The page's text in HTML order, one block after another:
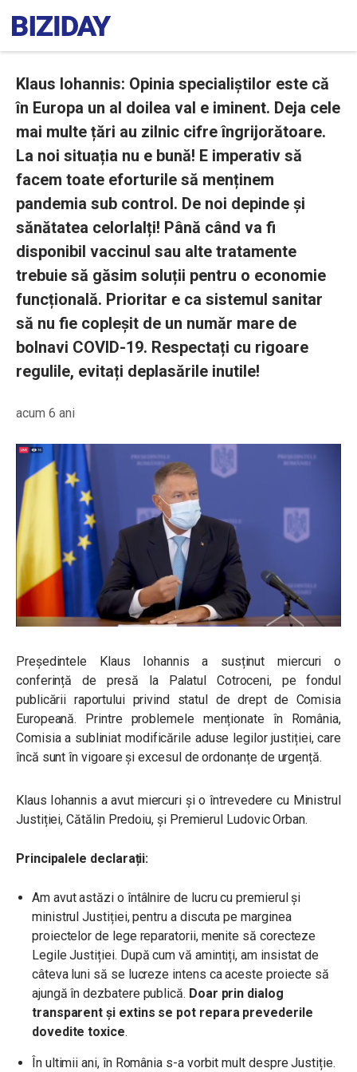
Klaus Iohannis: Opinia specialiștilor este că
în Europa un al doilea val e iminent. Deja cele
mai multe țări au zilnic cifre îngrijorătoare.
La noi situația nu e bună! E imperativ să
facem toate eforturile să menținem
pandemia sub control. De noi depinde și
sănătatea celorlalți! Până când va fi
disponibil vaccinul sau alte tratamente
trebuie să găsim soluții pentru o economie
funcțională. Prioritar e ca sistemul sanitar
să nu fie copleșit de un număr mare de
bolnavi COVID-19. Respectați cu rigoare
regulile, evitați deplasările inutile!
acum 6 ani
Președintele Klaus Iohannis a susținut miercuri o
conferință de presă la Palatul Cotroceni, pe fondul
publicării raportului privind statul de drept de Comisia
Europeană. Printre problemele menționate în România,
Comisia a subliniat modificările aduse legilor justiției, care
încă sunt în vigoare și excesul de ordonanțe de urgență.
Klaus Iohannis a avut miercuri și o întrevedere cu Ministrul
Justiției, Cătălin Predoiu, și Premierul Ludovic Orban.
Principalele declarații:
Am avut astăzi o întâlnire de lucru cu premierul și
ministrul Justiției, pentru a discuta pe marginea
proiectelor de lege reparatorii, menite să corecteze
Legile Justiției. După cum vă amintiți, am insistat de
câteva luni să se lucreze intens ca aceste proiecte să
ajungă în dezbatere publică. Doar prin dialog
transparent și extins se pot repara prevederile
dovedite toxice.
În ultimii ani, în România s-a vorbit mult despre Justiție.